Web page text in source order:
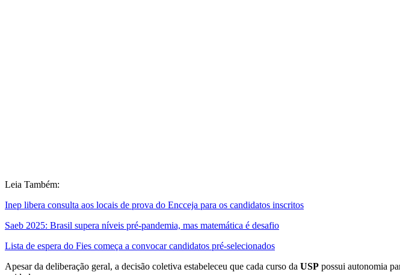
Leia Também:
Inep libera consulta aos locais de prova do Encceja para os candidatos inscritos
Saeb 2025: Brasil supera níveis pré-pandemia, mas matemática é desafio
Lista de espera do Fies começa a convocar candidatos pré-selecionados
Apesar da deliberação geral, a decisão coletiva estabeleceu que cada curso da USP possui autonomia